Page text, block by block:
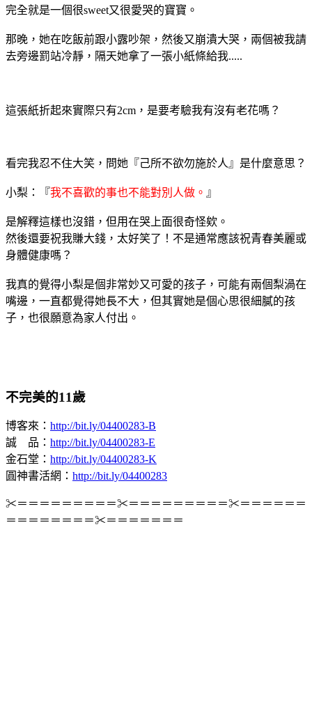
完全就是一個很sweet又很愛哭的寶寶。
那晚，她在吃飯前跟小露吵架，然後又崩潰大哭，兩個被我請
去旁邊罰站冷靜，隔天她拿了一張小紙條給我.....
這張紙折起來實際只有2cm，是要考驗我有沒有老花嗎？
看完我忍不住大笑，問她『己所不欲勿施於人』是什麼意思？
小梨：『我不喜歡的事也不能對別人做。 』
是解釋這樣也沒錯，但用在哭上面很奇怪欸。
然後還要祝我賺大錢，太好笑了！不是通常應該祝青春美麗或
身體健康嗎？
我真的覺得小梨是個非常妙又可愛的孩子，可能有兩個梨渦在
嘴邊，一直都覺得她長不大，但其實她是個心思很細膩的孩
子，也很願意為家人付出。
不完美的11歲
博客來： http://bit.ly/04400283-B
誠 品： http://bit.ly/04400283-E
金石堂： http://bit.ly/04400283-K
圓神書活網： http://bit.ly/04400283
✂＝＝＝＝＝＝＝＝＝✂＝＝＝＝＝＝＝＝＝✂＝＝＝＝＝＝
＝＝＝＝＝＝＝＝✂＝＝＝＝＝＝＝